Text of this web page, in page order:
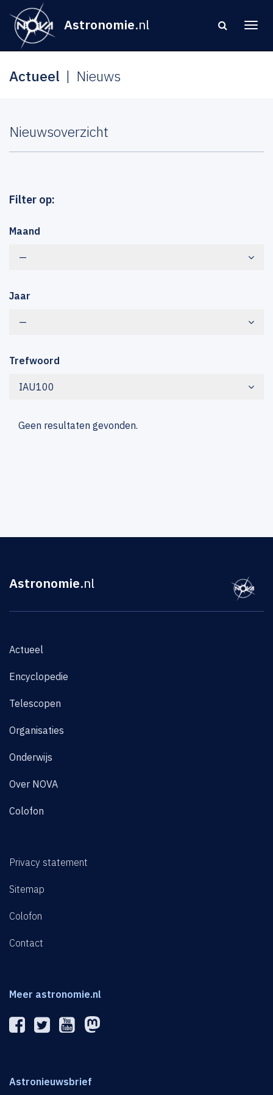
Astronomie.nl
Actueel Nieuws
Nieuwsoverzicht
Filter op:
Maand
—
Jaar
—
Trefwoord
IAU100
Geen resultaten gevonden.
Astronomie.nl
Actueel
Encyclopedie
Telescopen
Organisaties
Onderwijs
Over NOVA
Colofon
Privacy statement
Sitemap
Colofon
Contact
Meer astronomie.nl
Astronieuwsbrief